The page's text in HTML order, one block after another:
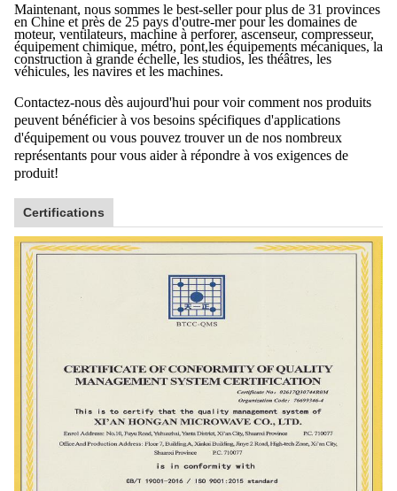
Maintenant, nous sommes le best-seller pour plus de 31 provinces
en Chine et près de 25 pays d'outre-mer pour les domaines de
moteur, ventilateurs, machine à perforer, ascenseur, compresseur,
équipement chimique, métro, pont,les équipements mécaniques, la
construction à grande échelle, les studios, les théâtres, les
véhicules, les navires et les machines.
Contactez-nous dès aujourd'hui pour voir comment nos produits
peuvent bénéficier à vos besoins spécifiques d'applications
d'équipement ou vous pouvez trouver un de nos nombreux
représentants pour vous aider à répondre à vos exigences de
produit!
Certifications